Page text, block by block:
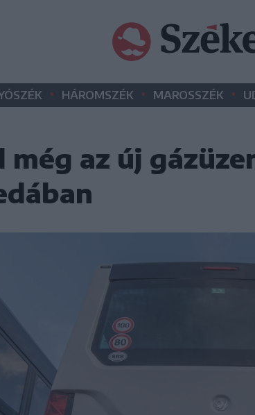
• HÁROMSZÉK • MAROSSZÉK •
még az új